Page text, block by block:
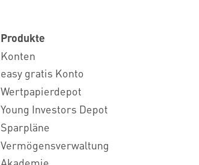
Produkte
Konten
easy gratis Konto
Wertpapierdepot
Young Investors Depot
Sparpläne
Vermögensverwaltung